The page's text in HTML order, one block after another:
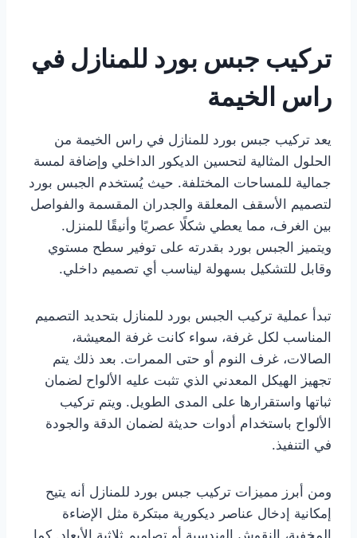
تركيب جبس بورد للمنازل في
راس الخيمة
يعد تركيب جبس بورد للمنازل في راس الخيمة من
الحلول المثالية لتحسين الديكور الداخلي وإضافة لمسة
جمالية للمساحات المختلفة. حيث يُستخدم الجبس بورد
لتصميم الأسقف المعلقة والجدران المقسمة والفواصل
بين الغرف، مما يعطي شكلًا عصريًا وأنيقًا للمنزل.
ويتميز الجبس بورد بقدرته على توفير سطح مستوي
وقابل للتشكيل بسهولة ليناسب أي تصميم داخلي.
تبدأ عملية تركيب الجبس بورد للمنازل بتحديد التصميم
المناسب لكل غرفة، سواء كانت غرفة المعيشة،
الصالات، غرف النوم أو حتى الممرات. بعد ذلك يتم
تجهيز الهيكل المعدني الذي تثبت عليه الألواح لضمان
ثباتها واستقرارها على المدى الطويل. ويتم تركيب
الألواح باستخدام أدوات حديثة لضمان الدقة والجودة
في التنفيذ.
ومن أبرز مميزات تركيب جبس بورد للمنازل أنه يتيح
إمكانية إدخال عناصر ديكورية مبتكرة مثل الإضاءة